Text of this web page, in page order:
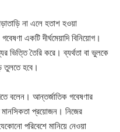
না এলে হতাশ হওয়া
একটি দীর্ঘমেয়াদি বিনিয়োগ।
ভিত্তি তৈরি করে। ব্যর্থতা বা ভুলকে
তুলতে হবে।
বলেন। আন্তর্জাতিক গবেষণার
প্রয়োজন। নিজের
পরিবেশে মানিয়ে নেওয়া